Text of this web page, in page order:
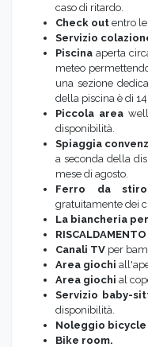
caso di ritardo.
Check out entro
Servizio
Piscina aperta
meteo
una sezione
della piscina è di
Piccola area
disponibilità.
Spiaggia
a seconda della
mese di agosto.
Ferro da stiro
gratuitamente dei
La biancheria
Canali TV per
Area giochi
Area giochi al
Servizio baby-
disponibilità.
Noleggio bicycle
Bike room.